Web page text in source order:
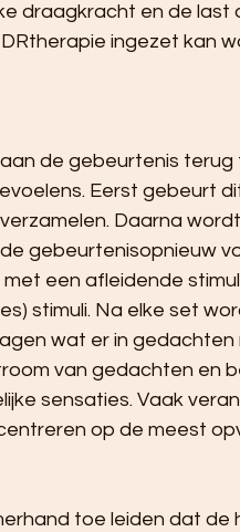
draagkracht en de last
ingezet kan
de gebeurtenis
Eerst gebeurt
Daarna
gebeurtenisopnieuw
een afleidende
stimuli. Na elke set
wat er in
van gedachten en
sensaties. Vaak
op de meest
toe leiden dat